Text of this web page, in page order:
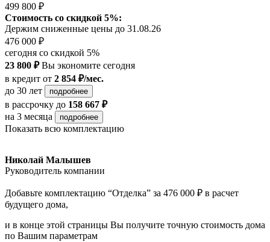
499 800 ₽
Стоимость со скидкой 5%:
Держим сниженные цены до 31.08.26
476 000 ₽
сегодня со скидкой 5%
23 800 ₽Вы экономите сегодня
в кредит от 2 854 ₽/мес.
до 30 лет
подробнее
в рассрочку до 158 667 ₽
на 3 месяца
подробнее
Показать всю комплектацию
Николай Малышев
Руководитель компании
Добавьте комплектацию “Отделка” за 476 000 ₽ в расчет
будущего дома,
и в конце этой страницы Вы получите точную стоимость дома
по Вашим параметрам